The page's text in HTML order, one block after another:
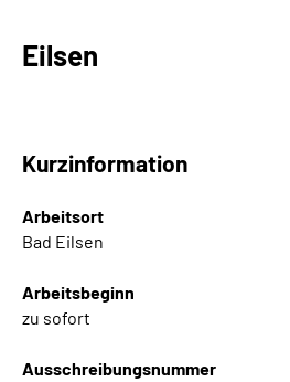
Über uns
Leichte Sprache
Suche
Eilsen
Kurzinformation
Arbeitsort
Bad Eilsen
Arbeitsbeginn
zu sofort
Ausschreibungsnummer